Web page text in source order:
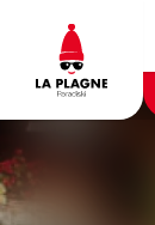
contenu
principal